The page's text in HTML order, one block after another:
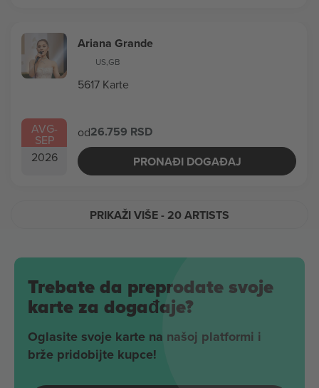
AVG-
SEP
2026
Ariana Grande
US,GB
5617 Karte
od26.759 RSD
PRONAĐI DOGAĐAJ
PRIKAŽI VIŠE- 20 ARTISTS
Trebate da preprodate svoje
karte za događaje?
Oglasite svoje karte na našoj platformi i
brže pridobijte kupce!